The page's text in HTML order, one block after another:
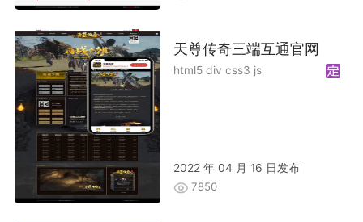
天尊传奇三端互通官网
html5 div css3 js
2022 年 04 月 16 日发布
7850